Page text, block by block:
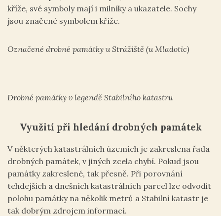
kříže, své symboly mají i milníky a ukazatele. Sochy
jsou značené symbolem kříže.
Označené drobné památky u Strážiště (u Mladotic)
Drobné památky v legendě Stabilního katastru
Využití při hledání drobných památek
V některých katastrálních územích je zakreslena řada
drobných památek, v jiných zcela chybí. Pokud jsou
památky zakreslené, tak přesně. Při porovnání
tehdejších a dnešních katastrálních parcel lze odvodit
polohu památky na několik metrů a Stabilní katastr je
tak dobrým zdrojem informací.